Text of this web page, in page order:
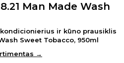
Man Made Wash
ir kūno prausiklis
Sweet Tobacco, 950ml
→